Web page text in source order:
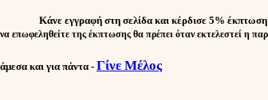
Κάνε εγγραφή στη σελίδα και κέρδισε5% έκπτωση
επωφεληθείτε της έκπτωσης θα πρέπει όταν εκτελεστεί η
και για πάντα - Γίνε Μέλος